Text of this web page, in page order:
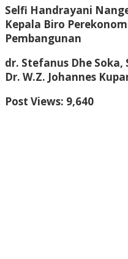
Selfi Handrayani
Kepala Biro
Pembangunan
dr. Stefanus Dhe Soka,
Dr. W.Z. Johannes
Post Views: 9,640